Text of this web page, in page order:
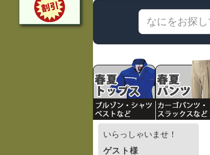
いらっしゃいませ！
ゲスト様